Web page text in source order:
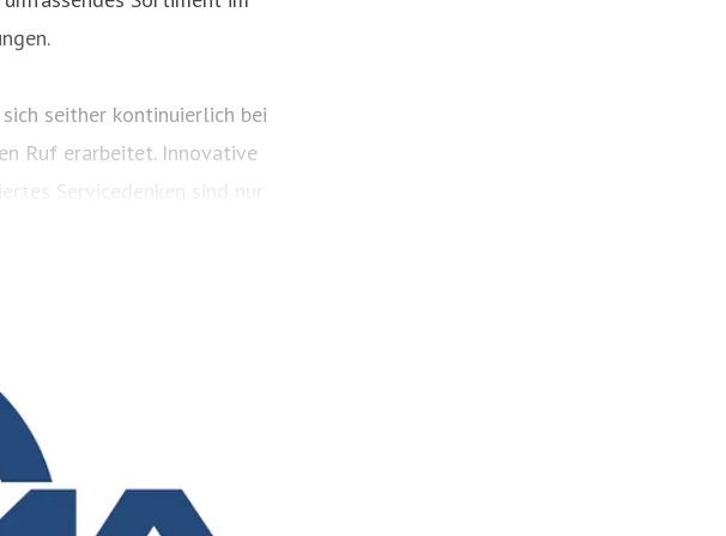
seither kontinuierlich bei
Ruf erarbeitet. Innovative
Servicedenken sind nur
begründen.
seit 1995 ständig nach
sich in Österreich